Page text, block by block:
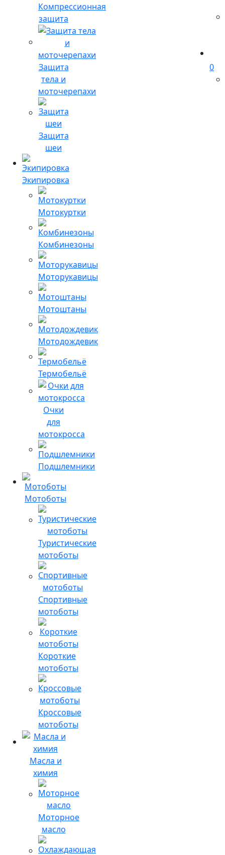
Компрессионная
защита
Защита
тела и
моточерепахи
Защита
шеи
Экипировка
Мотокуртки
Комбинезоны
Моторукавицы
Мотоштаны
Мотодождевик
Термобельё
Очки
для
мотокросса
Подшлемники
Мотоботы
Туристические
мотоботы
Спортивные
мотоботы
Короткие
мотоботы
Кроссовые
мотоботы
Масла и
химия
Моторное
масло
0